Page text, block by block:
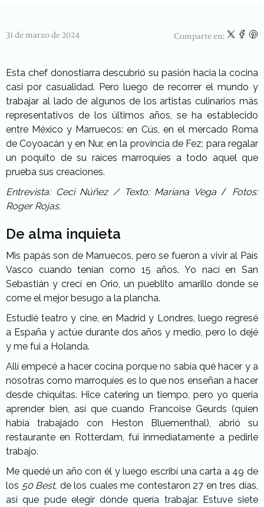
31 de marzo de 2024 Comparte en:
Esta chef donostiarra descubrió su pasión hacia la cocina
casi por casualidad. Pero luego de recorrer el mundo y
trabajar al lado de algunos de los artistas culinarios más
representativos de los últimos años, se ha establecido
entre México y Marruecos: en Cús, en el mercado Roma
de Coyoacán y en Nur, en la provincia de Fez; para regalar
un poquito de su raíces marroquíes a todo aquel que
prueba sus creaciones.
Entrevista: Ceci Núñez / Texto: Mariana Vega/ Fotos:
Roger Rojas.
De alma inquieta
Mis papás son de Marruecos, pero se fueron a vivir al País
Vasco cuando tenían como 15 años. Yo nací en San
Sebastián y crecí en Orio, un pueblito amarillo donde se
come el mejor besugo a la plancha.
Estudié teatro y cine, en Madrid y Londres, luego regresé
a España y actúe durante dos años y medio, pero lo dejé
y me fui a Holanda.
Allí empecé a hacer cocina porque no sabía qué hacer y a
nosotras como marroquíes es lo que nos enseñan a hacer
desde chiquitas. Hice catering un tiempo, pero yo quería
aprender bien, así que cuando Francoise Geurds (quien
había trabajado con Heston Bluementhal), abrió su
restaurante en Rotterdam, fui inmediatamente a pedirle
trabajo.
Me quedé un año con él y luego escribí una carta a 49 de
los 50 Best, de los cuales me contestaron 27 en tres días,
así que pude elegir dónde quería trabajar. Estuve siete